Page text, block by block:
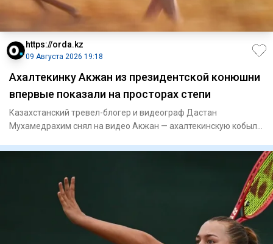
https://orda.kz
09 Августа 2026 19:18
Ахалтекинку Акжан из президентской конюшни
впервые показали на просторах степи
Казахстанский тревел-блогер и видеограф Дастан
Мухамедрахим снял на видео Акжан — ахалтекинскую кобылу